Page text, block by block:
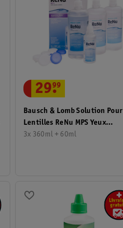
Bausch & Lomb Solution Pour
Lentilles ReNu MPS Yeux
Sensibles
3x 360ml + 60ml
29.
99